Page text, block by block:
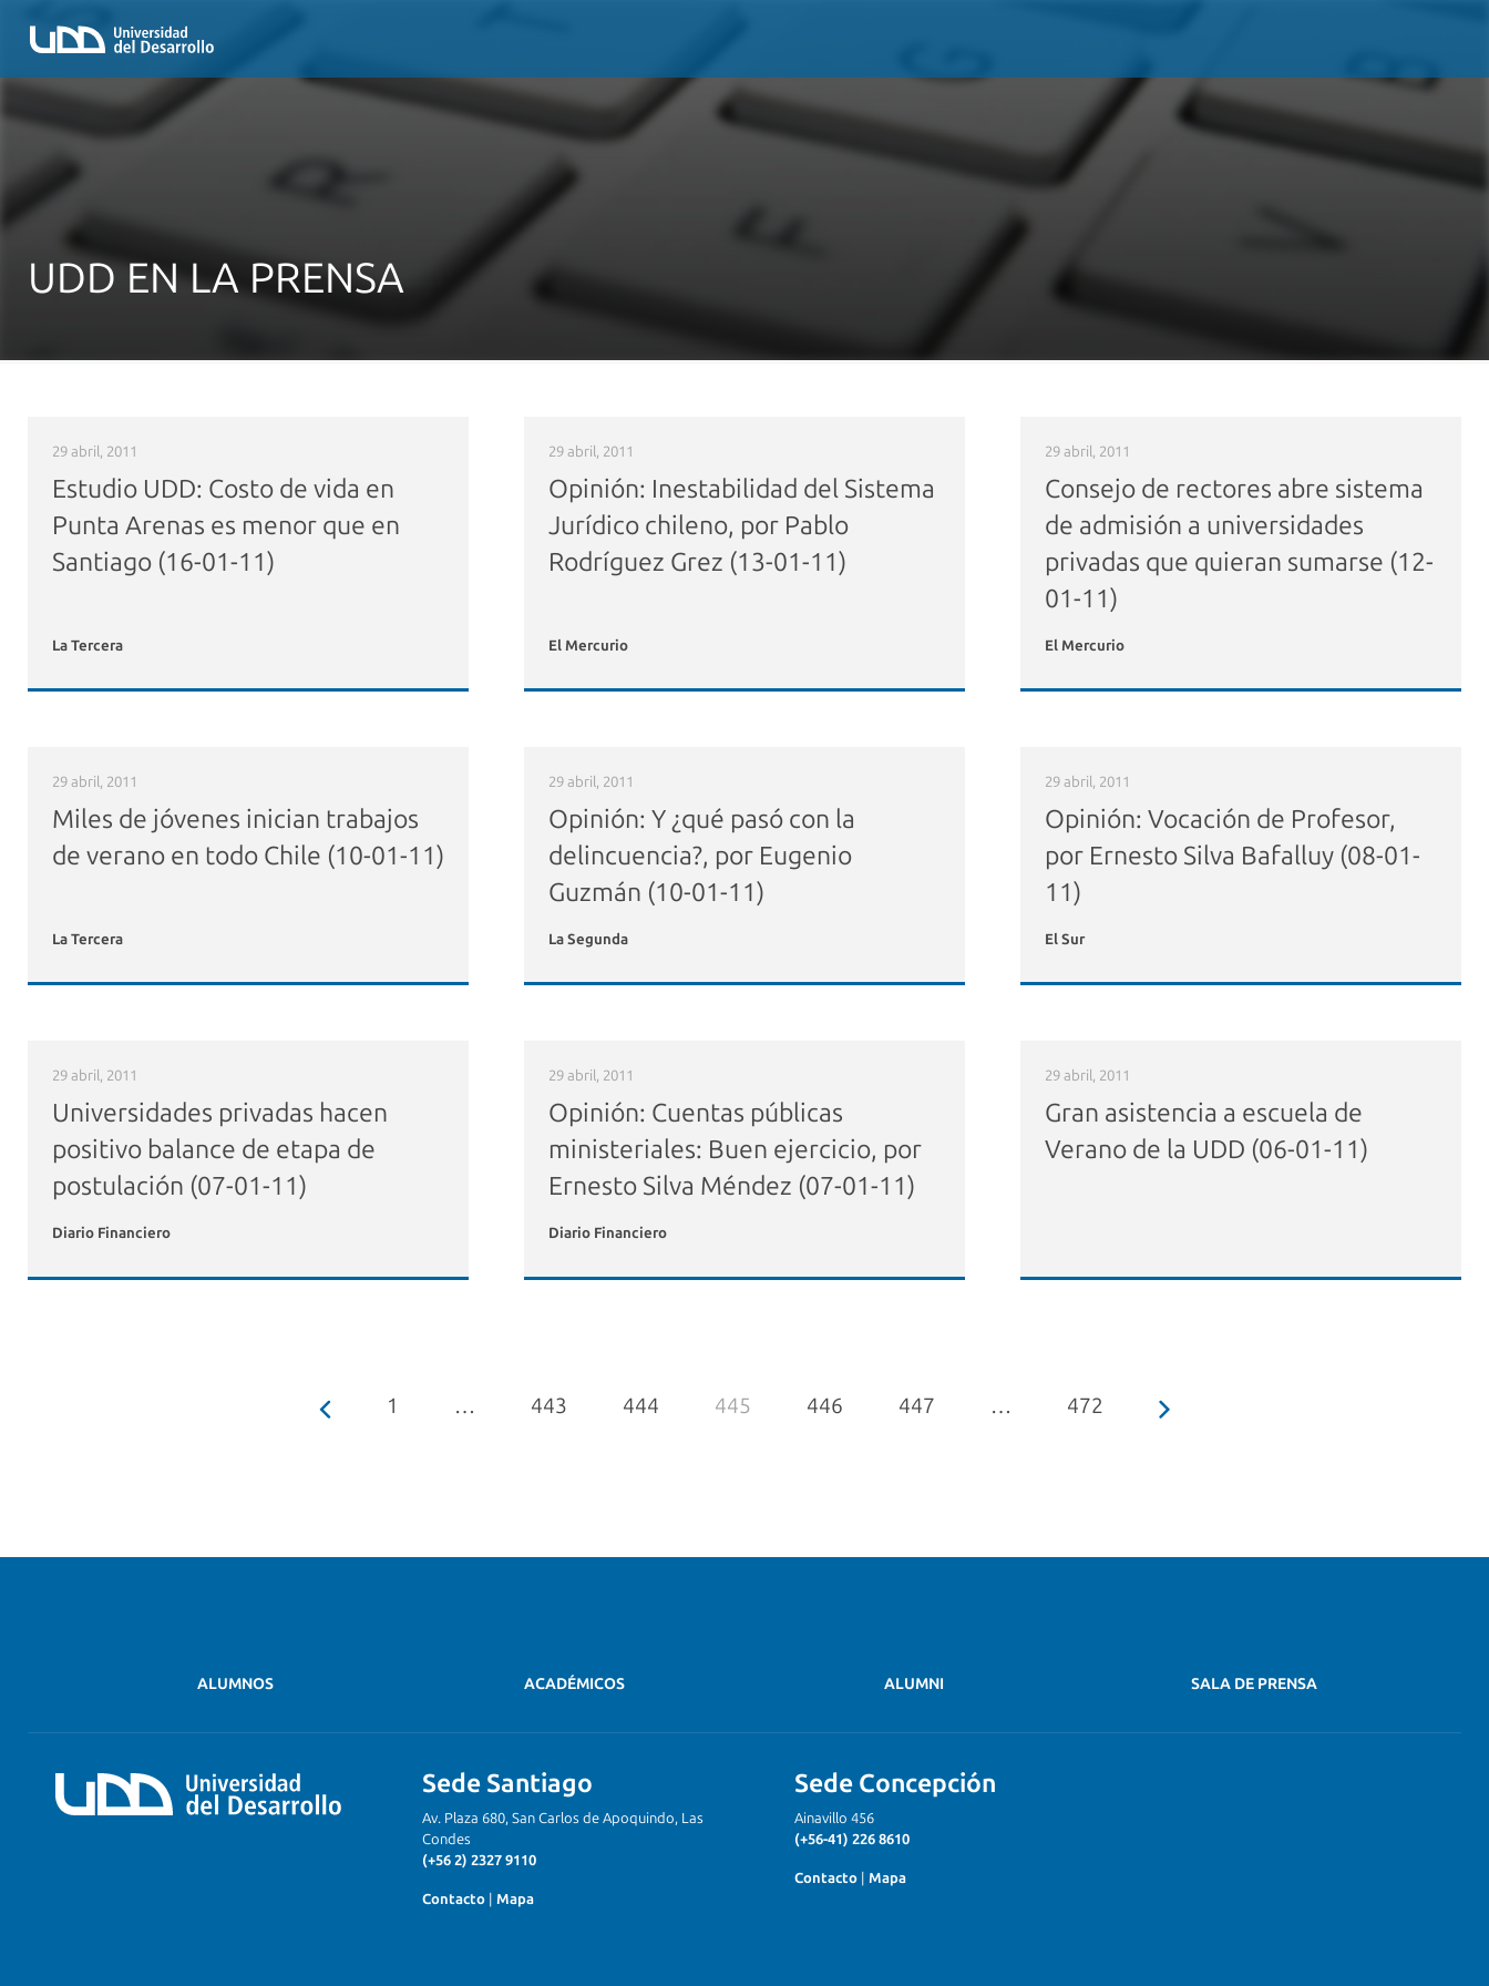
UDD EN LA PRENSA
29 abril, 2011
Estudio UDD: Costo de vida en
Punta Arenas es menor que en
Santiago (16-01-11)
La Tercera
29 abril, 2011
Opinión: Inestabilidad del Sistema
Jurídico chileno, por Pablo
Rodríguez Grez (13-01-11)
El Mercurio
29 abril, 2011
Consejo de rectores abre sistema
de admisión a universidades
privadas que quieran sumarse (12-
01-11)
El Mercurio
29 abril, 2011
Miles de jóvenes inician trabajos
de verano en todo Chile (10-01-11)
La Tercera
29 abril, 2011
Opinión: Y ¿qué pasó con la
delincuencia?, por Eugenio
Guzmán (10-01-11)
La Segunda
29 abril, 2011
Opinión: Vocación de Profesor,
por Ernesto Silva Bafalluy (08-01-
11)
El Sur
29 abril, 2011
Universidades privadas hacen
positivo balance de etapa de
postulación (07-01-11)
Diario Financiero
29 abril, 2011
Opinión: Cuentas públicas
ministeriales: Buen ejercicio, por
Ernesto Silva Méndez (07-01-11)
Diario Financiero
29 abril, 2011
Gran asistencia a escuela de
Verano de la UDD (06-01-11)
1 … 443 444 445 446 447 … 472
ALUMNOS ACADÉMICOS ALUMNI SALA DE PRENSA
Sede Santiago
Av. Plaza 680, San Carlos de Apoquindo, Las
Condes
(+56 2) 2327 9110
Contacto | Mapa
Sede Concepción
Ainavillo 456
(+56-41) 226 8610
Contacto | Mapa